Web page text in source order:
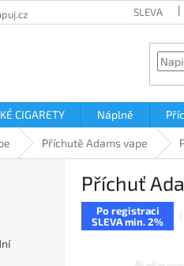
SLEVA
CIGARETY Náplně
Příchutě Adams vape
Příchuť
Po registraci
SLEVA min. 2%